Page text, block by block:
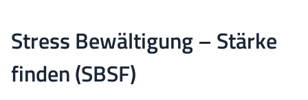
Stress Bewältigung – Stärke
finden (SBSF)